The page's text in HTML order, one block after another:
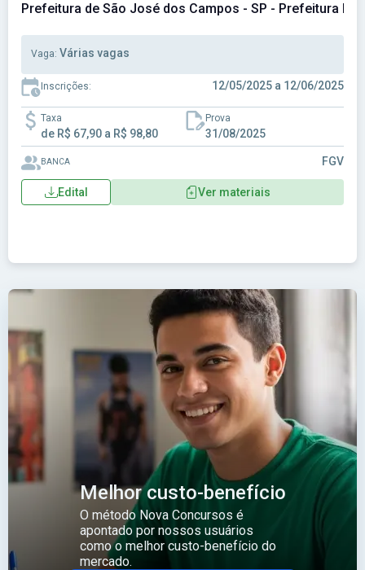
Prefeitura de São José dos Campos - SP - Prefeitura
Vaga: Várias vagas
Inscrições: 12/05/2025 a 12/06/2025
Taxa
de R$ 67,90 a R$ 98,80
Prova
31/08/2025
BANCA FGV
Edital Ver materiais
Melhor custo-benefício
O método Nova Concursos é
apontado por nossos usuários
como o melhor custo-benefício do
mercado.